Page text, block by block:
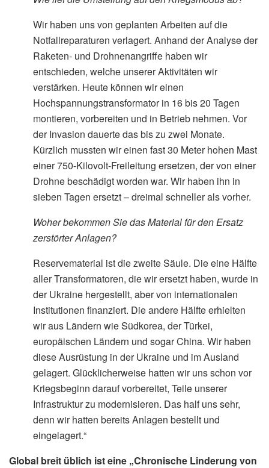
Wir haben uns von geplanten Arbeiten auf die
Notfallreparaturen verlagert. Anhand der Analyse der
Raketen- und Drohnenangriffe haben wir
entschieden, welche unserer Aktivitäten wir
verstärken. Heute können wir einen
Hochspannungstransformator in 16 bis 20 Tagen
montieren, vorbereiten und in Betrieb nehmen. Vor
der Invasion dauerte das bis zu zwei Monate.
Kürzlich mussten wir einen fast 30 Meter hohen Mast
einer 750-Kilovolt-Freileitung ersetzen, der von einer
Drohne beschädigt worden war. Wir haben ihn in
sieben Tagen ersetzt – dreimal schneller als vorher.
Woher bekommen Sie das Material für den Ersatz
zerstörter Anlagen?
Reservematerial ist die zweite Säule. Die eine Hälfte
aller Transformatoren, die wir ersetzt haben, wurde in
der Ukraine hergestellt, aber von internationalen
Institutionen finanziert. Die andere Hälfte erhielten
wir aus Ländern wie Südkorea, der Türkei,
europäischen Ländern und sogar China. Wir haben
diese Ausrüstung in der Ukraine und im Ausland
gelagert. Glücklicherweise hatten wir uns schon vor
Kriegsbeginn darauf vorbereitet, Teile unserer
Infrastruktur zu modernisieren. Das half uns sehr,
denn wir hatten bereits Anlagen bestellt und
eingelagert.“
Global breit üblich ist eine „Chronische Linderung von